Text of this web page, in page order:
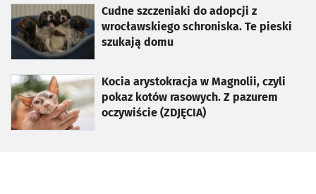
Cudne szczeniaki do adopcji z
wrocławskiego schroniska. Te pieski
szukają domu
otworzy się w nowej karcie
Kocia arystokracja w Magnolii, czyli
pokaz kotów rasowych. Z pazurem
oczywiście (ZDJĘCIA)
otworzy się w nowej karcie